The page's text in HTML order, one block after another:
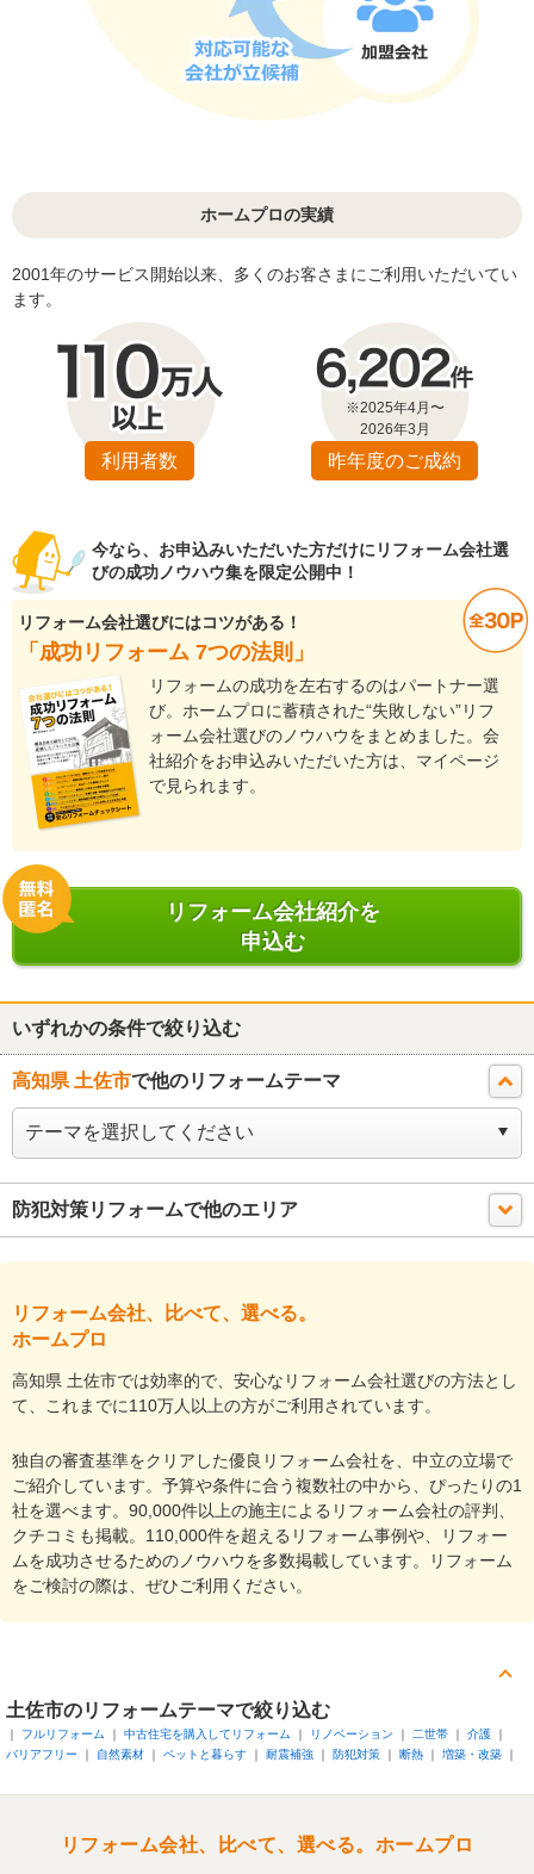
ホームプロの実績
2001年のサービス開始以来、多くのお客さまにご利用いただいてい
ます。
利用者数
※2025年4月〜
2026年3月
昨年度のご成約
今なら、お申込みいただいた方だけにリフォーム会社選
びの成功ノウハウ集を限定公開中！
リフォーム会社選びにはコツがある！
「成功リフォーム 7つの法則」
リフォームの成功を左右するのはパートナー選
び。ホームプロに蓄積された“失敗しない”リフ
ォーム会社選びのノウハウをまとめました。会
社紹介をお申込みいただいた方は、マイページ
で見られます。
リフォーム会社紹介を
申込む
いずれかの条件で絞り込む
高知県 土佐市で他のリフォームテーマ
防犯対策リフォームで他のエリア
リフォーム会社、比べて、選べる。
ホームプロ
高知県 土佐市では効率的で、安心なリフォーム会社選びの方法とし
て、これまでに110万人以上の方がご利用されています。
独自の審査基準をクリアした優良リフォーム会社を、中立の立場で
ご紹介しています。予算や条件に合う複数社の中から、ぴったりの1
社を選べます。90,000件以上の施主によるリフォーム会社の評判、
クチコミも掲載。110,000件を超えるリフォーム事例や、リフォー
ムを成功させるためのノウハウを多数掲載しています。リフォーム
をご検討の際は、ぜひご利用ください。
土佐市のリフォームテーマで絞り込む
フルリフォーム 中古住宅を購入してリフォーム リノベーション 二世帯
介護
バリアフリー
自然素材 ペットと暮らす 耐震補強 防犯対策 断熱 増築・改築
リフォーム会社、比べて、選べる。ホームプロ